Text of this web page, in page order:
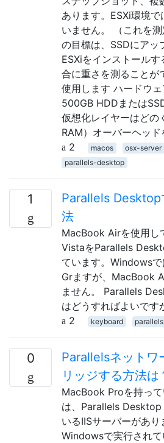
あります。ESXi環境
いません。 （これを
の目標は、SSDにアッ
ESXiをインストール
合に重さを測ることが
使用します ハードウ
500GB HDDまたは
仮想化レイヤーはどの
RAM）オーバーヘッド
2
macos osx-server
parallels-desktop
1
Parallels
法
MacBook Airを使用し
VistaをParallels
ています。Windows
Grますが、MacBook
ません。 Parallels
はどうすればよいです
2
keyboard
0
Parallelsネットワ
リッジする方法は
MacBook Proを持っ
は、Parallels
いるIISサーバーがあ
Windowsで実行され